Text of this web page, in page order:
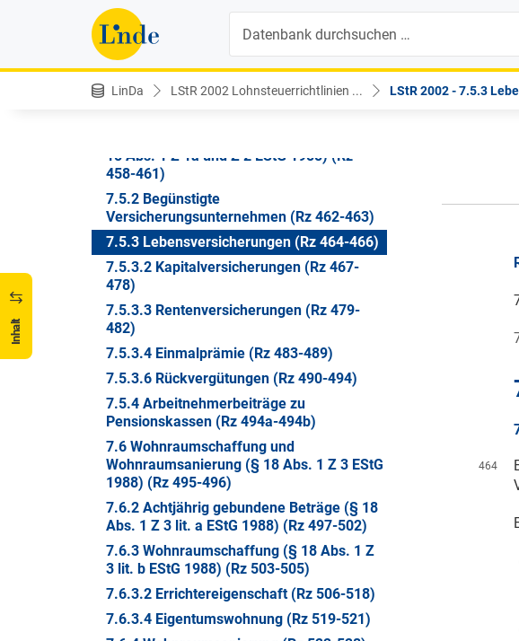
LinDa LStR 2002 Lohnsteuerrichtlinien ... LStR 2002 - 7.5.3
Inhalt
432-436)
7.3 Fremdfinanzierung von
Sonderausgaben bei Wohnraumschaffung
und Wohnraumsanierung (Rz 437-441)
7.4 Renten und dauernde Lasten (§ 18
18 Abs. 1 Z 1a und Z 2 EStG 1988) (Rz
458-461)
7.5.2 Begünstigte
Versicherungsunternehmen (Rz 462-463)
7.5.3 Lebensversicherungen (Rz 464-466)
7.5.3.2 Kapitalversicherungen (Rz 467-
478)
7.5.3.3 Rentenversicherungen (Rz 479-
482)
7.5.3.4 Einmalprämie (Rz 483-489)
7.5.3.6 Rückvergütungen (Rz 490-494)
7.5.4 Arbeitnehmerbeiträge zu
Pensionskassen (Rz 494a-494b)
7.6 Wohnraumschaffung und
Wohnraumsanierung (§ 18 Abs. 1 Z 3 EStG
1988) (Rz 495-496)
7.6.2 Achtjährig gebundene Beträge (§ 18
Abs. 1 Z 3 lit. a EStG 1988) (Rz 497-502)
7.6.3 Wohnraumschaffung (§ 18 Abs. 1 Z
3 lit. b EStG 1988) (Rz 503-505)
7.6.3.2 Errichtereigenschaft (Rz 506-518)
7.6.3.4 Eigentumswohnung (Rz 519-521)
464